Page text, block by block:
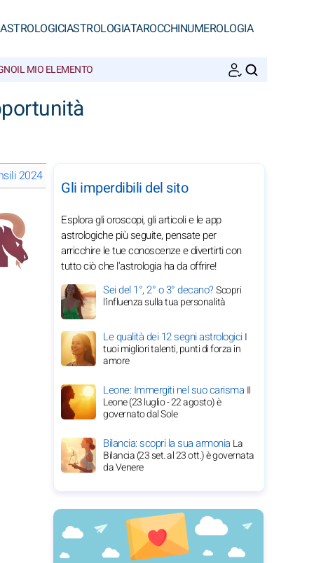
ASTROLOGIATAROCCHINUMEROLOGIA
IL MIO ELEMENTO
2024 del Capricorno: scegli un mese
Gli imperdibili del sito
Esplora gli oroscopi, gli articoli e le app
astrologiche più seguite, pensate per
arricchire le tue conoscenze e divertirti con
tutto ciò che l'astrologia ha da offrire!
Sei del 1°, 2° o 3° decano?Scopri
l'influenza sulla tua personalità
Le qualità dei 12 segni astrologiciI
tuoi migliori talenti, punti di forza in
amore
Leone: Immergiti nel suo carisma Il
Leone (23 luglio - 22 agosto) è
governato dal Sole
Bilancia: scopri la sua armonia La
Bilancia (23 set. al 23 ott.) è governata
da Venere